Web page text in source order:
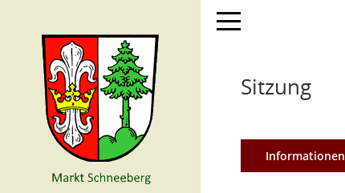
Toggle navigation
Sitzung
Informationen